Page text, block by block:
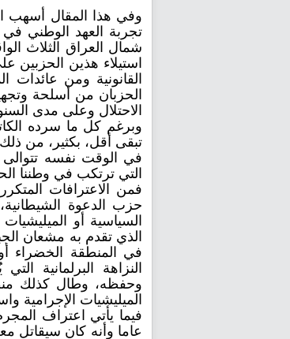
وفي هذا المقال أسهب
تجربة العهد الوطني
شمال العراق الثلاث
القانونية ومن عائدات
الحزبان من أسلحة
الاحتلال وعلى مدى
وبرغم كل ما سرده
تبقى أقل، بكثير، من
في الوقت نفسه تتوالى
التي ترتكب في وطننا
فمن الاعترافات
حزب الدعوة
السياسية أو
الذي تقدم به مشعان
في المنطقة الخضراء
النزاهة البرلمانية
وحفظه، وطال كذلك
الميليشيات الإجرامية
فيما يأتي اعتراف
عاما وأنه كان سيقاتل